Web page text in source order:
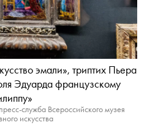
эмали», триптих Пьера
Эдуарда французскому
служба Всероссийского музея
искусства